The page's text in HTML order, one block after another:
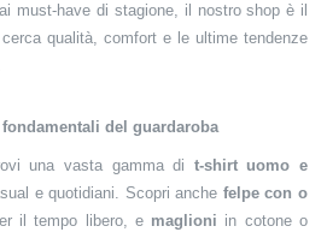
must-have di stagione, il nostro shop è il
qualità, comfort e le ultime tendenze
del guardaroba
una vasta gamma di t-shirt uomo e
e quotidiani. Scopri anche felpe con o
il tempo libero, e maglioni in cotone o